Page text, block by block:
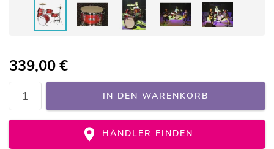
339,00€
IN DEN WARENKORB
HÄNDLER FINDEN